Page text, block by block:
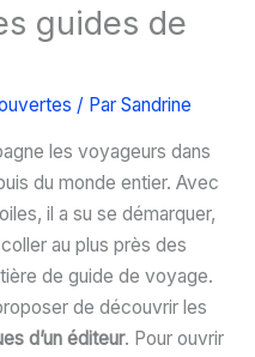
guides de
/ Par Sandrine
les voyageurs dans
du monde entier. Avec
il a su se démarquer,
au plus près des
de guide de voyage.
de découvrir les
d’un éditeur. Pour ouvrir